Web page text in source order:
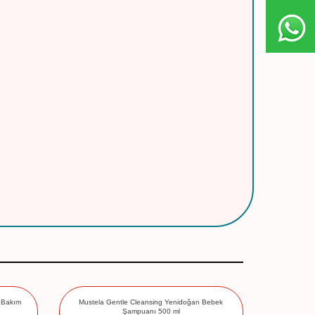
Mustela Gentle Cleansing Yenidoğan Bebek
Şampuanı 500 ml